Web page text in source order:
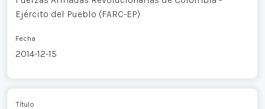
Ejército del Pueblo (FARC-EP)
Fecha
2014-12-15
Título